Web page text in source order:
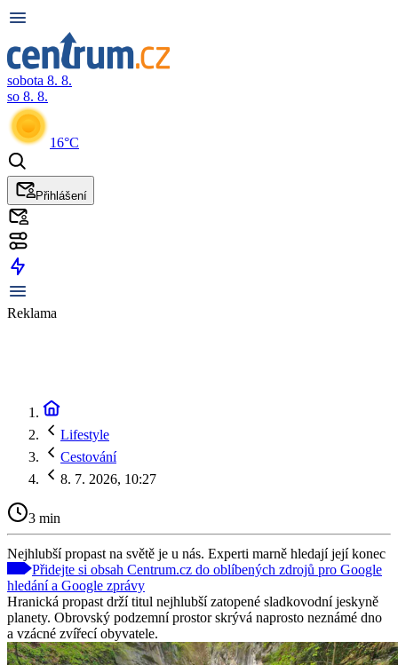
sobota 8. 8.
so 8. 8.
16°C
Přihlášení
Reklama
Lifestyle
Cestování
8. 7. 2026, 10:27
3 min
Nejhlubší propast na světě je u nás. Experti marně hledají její konec
Přidejte si obsah Centrum.cz do oblíbených zdrojů pro Google
hledání a Google zprávy
Hranická propast drží titul nejhlubší zatopené sladkovodní jeskyně
planety. Obrovský podzemní prostor skrývá naprosto neznámé dno
a vzácné zvířecí obyvatele.